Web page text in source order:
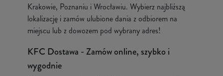
Krakowie, Poznaniu i Wrocławiu. Wybierz najbliższą
lokalizację i zamów ulubione dania z odbiorem na
miejscu lub z dowozem pod wybrany adres!
KFC Dostawa - Zamów online, szybko i
wygodnie